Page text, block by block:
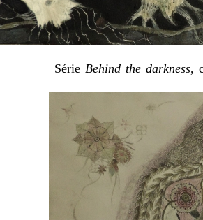
SérieBehind the darkness,